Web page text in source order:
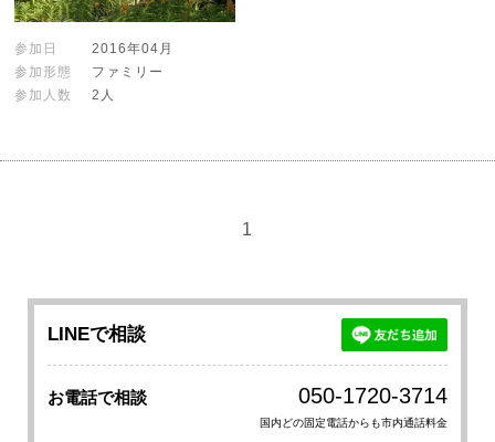
参加日
2016年04月
参加形態
ファミリー
参加人数
2人
1
LINEで相談
お電話で相談 050-1720-3714
国内どの固定電話からも市内通話料金